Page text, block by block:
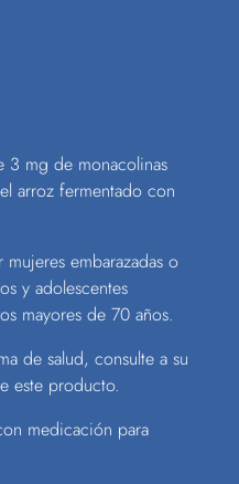
3 mg de monacolinas
arroz fermentado con
embarazadas o
y adolescentes
mayores de 70 años.
de salud, consulte a su
este producto.
medicación para